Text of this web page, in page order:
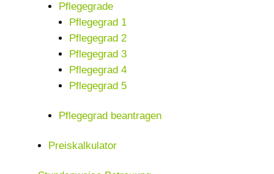
Pflegegrade
Pflegegrad 1
Pflegegrad 2
Pflegegrad 3
Pflegegrad 4
Pflegegrad 5
Pflegegrad beantragen
Preiskalkulator